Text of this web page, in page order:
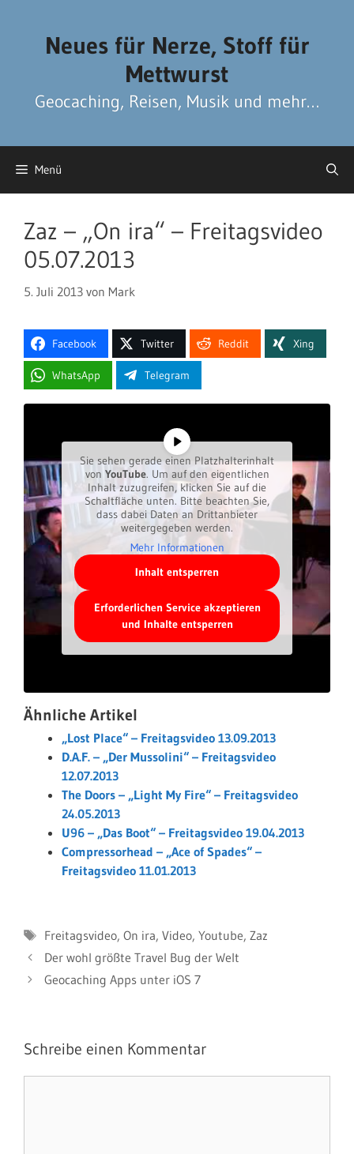
Neues für Nerze, Stoff für
Mettwurst
Geocaching, Reisen, Musik und mehr…
Menü
Zaz – „On ira“ – Freitagsvideo
05.07.2013
5. Juli 2013 von Mark
Facebook Twitter Reddit Xing
WhatsApp Telegram
Sie sehen gerade einen Platzhalterinhalt
von YouTube. Um auf den eigentlichen
Inhalt zuzugreifen, klicken Sie auf die
Schaltfläche unten. Bitte beachten Sie,
dass dabei Daten an Drittanbieter
weitergegeben werden.
Mehr Informationen
Inhalt entsperren
Erforderlichen Service akzeptieren
und Inhalte entsperren
Ähnliche Artikel
„Lost Place“ – Freitagsvideo 13.09.2013
D.A.F. – „Der Mussolini“ – Freitagsvideo
12.07.2013
The Doors – „Light My Fire“ – Freitagsvideo
24.05.2013
U96 – „Das Boot“ – Freitagsvideo 19.04.2013
Compressorhead – „Ace of Spades“ –
Freitagsvideo 11.01.2013
Schlagwörter
Freitagsvideo, On ira, Video, Youtube, Zaz
Der wohl größte Travel Bug der Welt
Geocaching Apps unter iOS 7
Schreibe einen Kommentar